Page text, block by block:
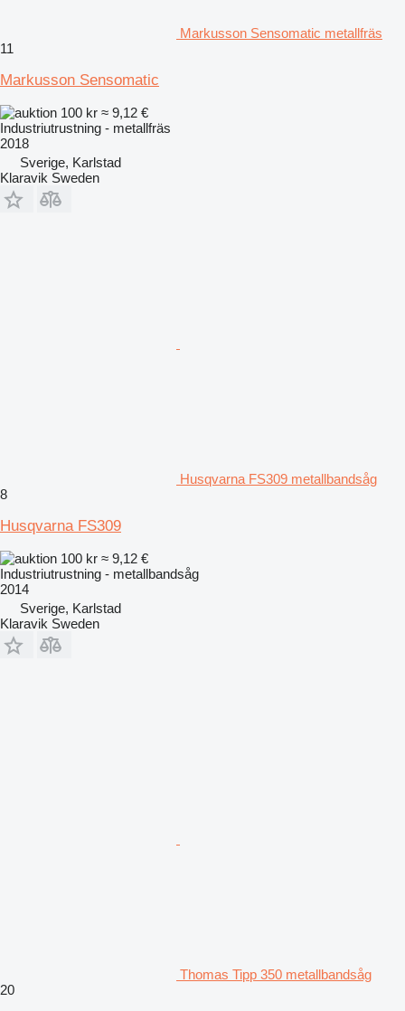
Markusson Sensomatic metallfräs
11
Markusson Sensomatic
100 kr ≈ 9,12 €
Industriutrustning - metallfräs
2018
Sverige, Karlstad
Klaravik Sweden
Husqvarna FS309 metallbandsåg
8
Husqvarna FS309
100 kr ≈ 9,12 €
Industriutrustning - metallbandsåg
2014
Sverige, Karlstad
Klaravik Sweden
Thomas Tipp 350 metallbandsåg
20